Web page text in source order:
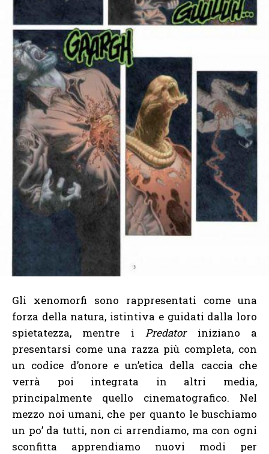
Gli xenomorfi sono rappresentati come una
forza della natura, istintiva e guidati dalla loro
spietatezza, mentre i Predatoriniziano a
presentarsi come una razza più completa, con
un codice d’onore e un’etica della caccia che
verrà poi integrata in altri media,
principalmente quello cinematografico. Nel
mezzo noi umani, che per quanto le buschiamo
un po’ da tutti, non ci arrendiamo, ma con ogni
sconfitta apprendiamo nuovi modi per